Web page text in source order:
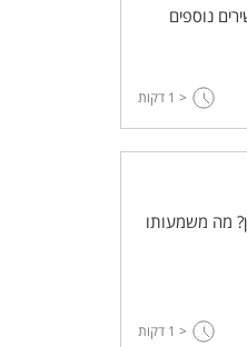
נוספים
< 1 דקות
מה משמעותו
< 1 דקות